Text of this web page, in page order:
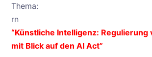
Thema:
rn
“Künstliche Intelligenz: Regulierung
mit Blick auf den AI Act”